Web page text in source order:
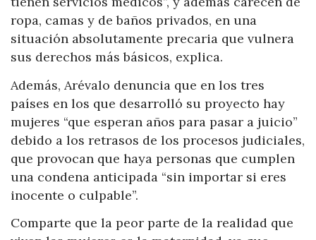
ropa, camas y de baños privados, en una
situación absolutamente precaria que vulnera
sus derechos más básicos, explica.
Además, Arévalo denuncia que en los tres
países en los que desarrolló su proyecto hay
mujeres “que esperan años para pasar a juicio”
debido a los retrasos de los procesos judiciales,
que provocan que haya personas que cumplen
una condena anticipada “sin importar si eres
inocente o culpable”.
Comparte que la peor parte de la realidad que